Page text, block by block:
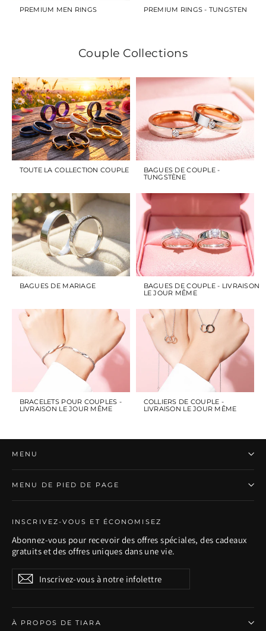
PREMIUM MEN RINGS PREMIUM RINGS - TUNGSTEN
Couple Collections
TOUTE LA COLLECTION COUPLE
BAGUES DE COUPLE -
TUNGSTÈNE
BAGUES DE MARIAGE
BAGUES DE COUPLE - LIVRAISON
LE JOUR MÊME
BRACELETS POUR COUPLES -
LIVRAISON LE JOUR MÊME
COLLIERS DE COUPLE -
LIVRAISON LE JOUR MÊME
MENU
MENU DE PIED DE PAGE
INSCRIVEZ-VOUS ET ÉCONOMISEZ
Abonnez-vous pour recevoir des offres spéciales, des cadeaux
gratuits et des offres uniques dans une vie.
Inscrivez-
vous
à
infolettre
S'inscrireS'inscrire
À PROPOS DE TIARA